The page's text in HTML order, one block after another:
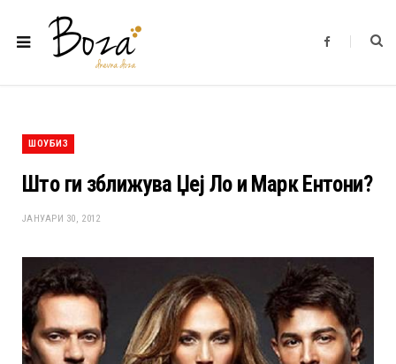
F
b
ШОУБИЗ
Што ги зближува Џеј Ло и Марк Ентони?
ЈАНУАРИ 30, 2012